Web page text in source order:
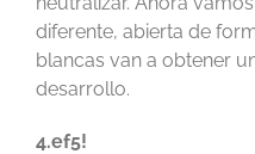
diferente, abierta de
blancas van a obtener
desarrollo.
4.ef5!